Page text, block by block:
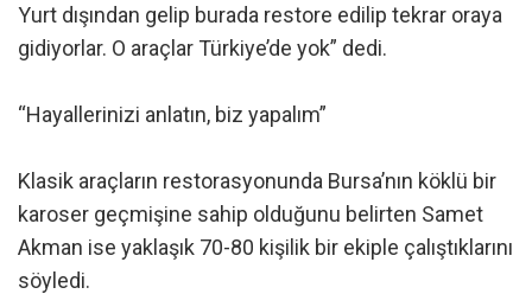
Yurt dışından gelip burada restore edilip tekrar oraya
gidiyorlar. O araçlar Türkiye’de yok” dedi.
“Hayallerinizi anlatın, biz yapalım”
Klasik araçların restorasyonunda Bursa’nın köklü bir
karoser geçmişine sahip olduğunu belirten Samet
Akman ise yaklaşık 70-80 kişilik bir ekiple çalıştıklarını
söyledi.